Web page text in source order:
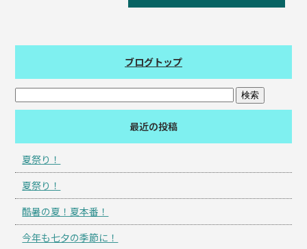
ブログトップ
最近の投稿
夏祭り！
夏祭り！
酷暑の夏！夏本番！
今年も七夕の季節に！